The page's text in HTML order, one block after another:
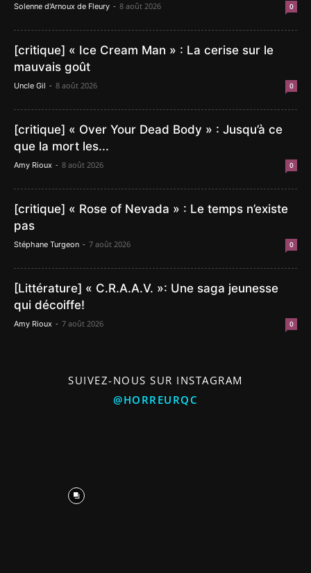
Solenne d'Arnoux de Fleury - 8 août 2026 0
[critique] « Ice Cream Man » : La cerise sur le
mauvais goût
Uncle Gil - 8 août 2026 0
[critique] « Over Your Dead Body » : Jusqu’à ce
que la mort les...
Amy Rioux - 8 août 2026 0
[critique] « Rose of Nevada » : Le temps n’existe
pas
Stéphane Turgeon - 7 août 2026 0
[Littérature] « C.R.A.A.V. »: Une saga jeunesse
qui décoiffe!
Amy Rioux - 7 août 2026 0
SUIVEZ-NOUS SUR INSTAGRAM
@HORREURQC